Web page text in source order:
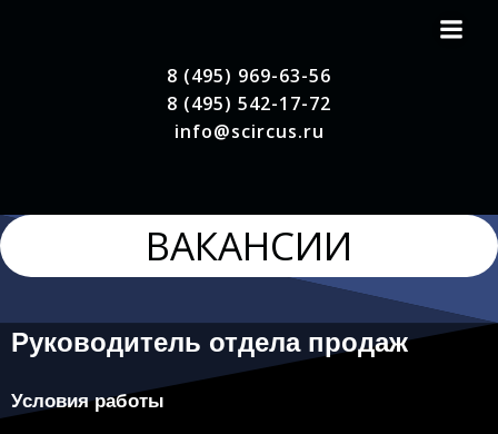
содержимому
8 (495) 969-63-56
8 (495) 542-17-72
info@scircus.ru
ВАКАНСИИ
Руководитель отдела продаж
Условия работы